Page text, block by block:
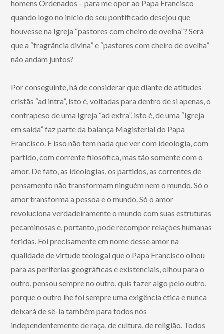
homens Ordenados – para me opor ao Papa Francisco
quando logo no início do seu pontificado desejou que
houvesse na Igreja “pastores com cheiro de ovelha”? Será
que a “fragrância divina” e “pastores com cheiro de ovelha”
não andam juntos?
Por conseguinte, há de considerar que diante de atitudes
cristãs “ad intra”, isto é, voltadas para dentro de si apenas, o
contrapeso de uma Igreja “ad extra”, isto é, de uma “Igreja
em saída” faz parte da balança Magisterial do Papa
Francisco. E isso não tem nada que ver com ideologia, com
partido, com corrente filosófica, mas tão somente com o
amor. De fato, as ideologias, os partidos, as correntes de
pensamento não transformam ninguém nem o mundo. Só o
amor transforma a pessoa e o mundo. Só o amor
revoluciona verdadeiramente o mundo com suas estruturas
pecaminosas e, portanto, pode recompor relações humanas
feridas. Foi precisamente em nome desse amor na
qualidade de virtude teologal que o Papa Francisco olhou
para as periferias geográficas e existenciais, olhou para o
outro, pensou sempre no outro, quis fazer algo pelo outro,
porque o outro lhe foi sempre uma exigência ética e nunca
deixará de sê-la também para todos nós
independentemente de raça, de cultura, de religião. Todos